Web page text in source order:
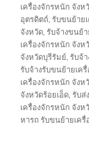
เครื่องจักรหนัก จังห
อุตรดิตถ์,รับขนย้าย
จังหวัด,รับจ้างขนย้า
เครื่องจักรหนัก จังห
จังหวัดบุรีรัมย์,รับจ้
รับจ้างรับขนย้ายเค
เครื่องจักรหนัก จังห
จังหวัดร้อยเอ็ด,รับส่
เครื่องจักรหนัก จังห
หารถ รับขนย้ายเค